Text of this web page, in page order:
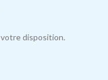
disposition.